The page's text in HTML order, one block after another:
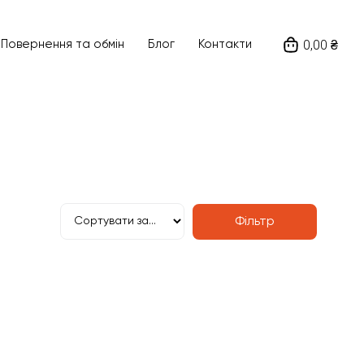
Повернення та обмін Блог Контакти 0,00 ₴
Фільтр
Ціна